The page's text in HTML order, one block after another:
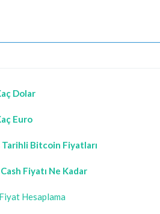
Dolar
Euro
Tarihli Bitcoin Fiyatları
Fiyatı Ne Kadar
Hesaplama